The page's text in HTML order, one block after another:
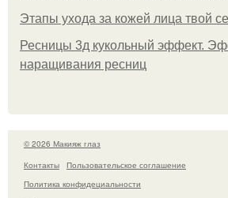
Этапы ухода за кожей лица твой
Ресницы 3д кукольный эффект.
наращивания ресниц
© 2026 Макияж глаз
Контакты
Пользовательское соглашение
Политика конфидециальности